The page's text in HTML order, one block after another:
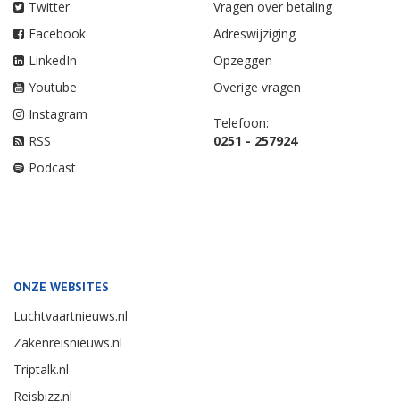
Twitter
Facebook
LinkedIn
Youtube
Instagram
RSS
Podcast
Vragen over betaling
Adreswijziging
Opzeggen
Overige vragen
Telefoon:
0251 - 257924
ONZE WEBSITES
Luchtvaartnieuws.nl
Zakenreisnieuws.nl
Triptalk.nl
Reisbizz.nl